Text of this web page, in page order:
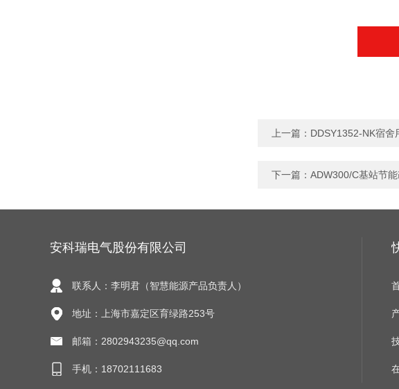
上一篇： DDSY1352-NK宿舍
下一篇： ADW300/C基站节
安科瑞电气股份有限公司
联系人：李明君（智慧能源产品负责人）
地址：上海市嘉定区育绿路253号
邮箱：2802943235@qq.com
手机：18702111683